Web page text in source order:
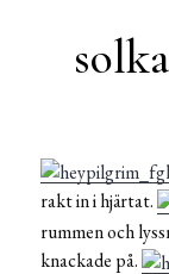
rakt in i hjärtat.
rummen och
knackade på.